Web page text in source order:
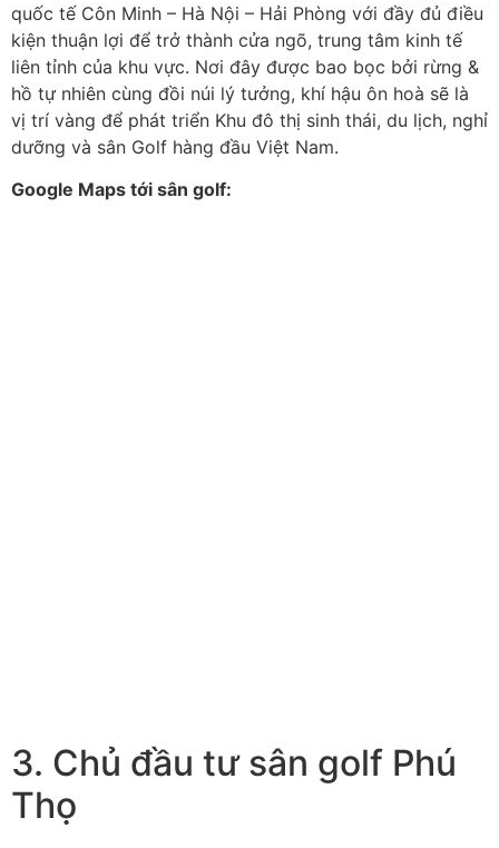
quốc tế Côn Minh – Hà Nội – Hải Phòng với đầy đủ điều
kiện thuận lợi để trở thành cửa ngõ, trung tâm kinh tế
liên tỉnh của khu vực. Nơi đây được bao bọc bởi rừng &
hồ tự nhiên cùng đồi núi lý tưởng, khí hậu ôn hoà sẽ là
vị trí vàng để phát triển Khu đô thị sinh thái, du lịch, nghỉ
dưỡng và sân Golf hàng đầu Việt Nam.
Google Maps tới sân golf:
3. Chủ đầu tư sân golf Phú
Thọ